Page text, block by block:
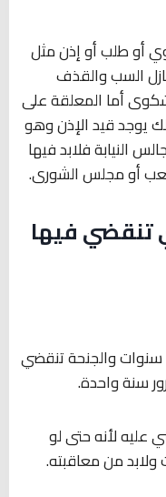
أو طلب أو إذن مثل
السب والقذف
أما المعلقة على
يوجد قيد الإذن وهو
النيابة فلابد فيها
أو مجلس الشورى.
تنقضي فيها
فالجناية تتقادم بمرور 10 سنوات والجنحة تنقضي
عليه لأنه حتى لو
من معاقبته.